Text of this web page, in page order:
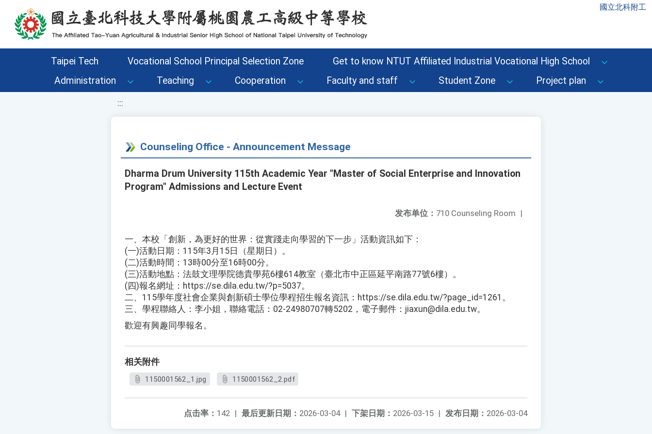
移至網頁之主要內容區位置 國立北科附工
Taipei Tech Vocational School Principal Selection Zone
Get to know NTUT Affiliated Industrial Vocational High School
Administration
Teaching Cooperation Faculty and staff Student Zone Project plan
:::
Counseling Office - Announcement Message
Dharma Drum University 115th Academic Year "Master of Social Enterprise and Innovation
Program" Admissions and Lecture Event
发布单位： 710 Counseling Room |
一、本校「創新，為更好的世界：從實踐走向學習的下一步」活動資訊如下：
(一)活動日期：115年3月15日（星期日）。
(二)活動時間：13時00分至16時00分。
(三)活動地點：法鼓文理學院德貴學苑6樓614教室（臺北市中正區延平南路77號6樓）。
(四)報名網址：https://se.dila.edu.tw/?p=5037。
二、115學年度社會企業與創新碩士學位學程招生報名資訊：https://se.dila.edu.tw/?page_id=1261。
三、學程聯絡人：李小姐，聯絡電話：02-24980707轉5202，電子郵件：jiaxun@dila.edu.tw。
歡迎有興趣同學報名。
相关附件
1150001562_1.jpg 1150001562_2.pdf
发布日期： 2026-03-04
下架日期： 2026-03-15 |
最后更新日期： 2026-03-04 |
点击率： 142 |